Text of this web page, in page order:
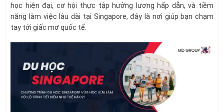
học hiện đại, cơ hội thực tập hưởng lương hấp dẫn, và tiềm
năng làm việc lâu dài tại Singapore, đây là nơi giúp bạn chạm
tay tới giấc mơ quốc tế.